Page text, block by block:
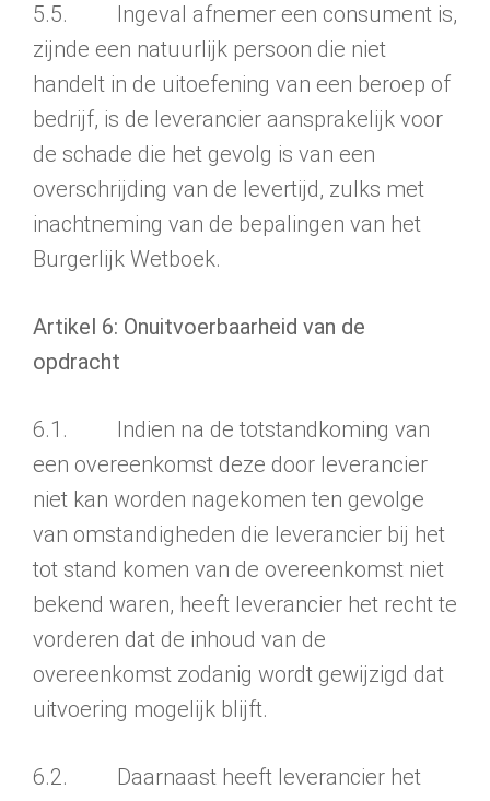
5.5. Ingeval afnemer een consument is,
zijnde een natuurlijk persoon die niet
handelt in de uitoefening van een beroep of
bedrijf, is de leverancier aanspra­kelijk voor
de schade die het gevolg is van een
overschrijding van de levertijd, zulks met
inachtne­ming van de bepalingen van het
Burgerlijk Wetboek.
Artikel 6: Onuitvoerbaarheid van de
opdracht
6.1. Indien na de totstandkoming van
een overeenkomst deze door leverancier
niet kan worden nagekomen ten gevolge
van omstandigheden die leverancier bij het
tot stand komen van de overeenkomst niet
bekend waren, heeft leverancier het recht te
vorderen dat de inhoud van de
overeenkomst zodanig wordt gewijzigd dat
uitvoering mogelijk blijft.
6.2. Daarnaast heeft leverancier het